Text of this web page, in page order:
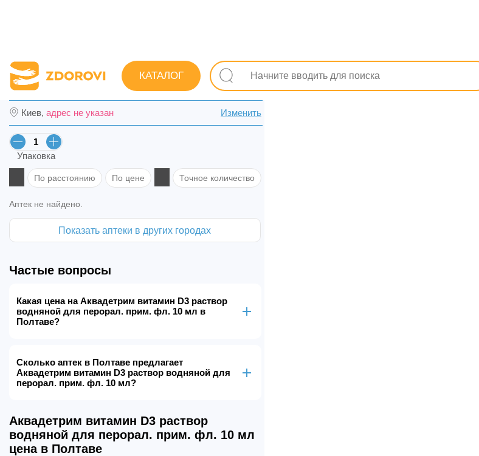
КАТАЛОГ
Поиск лекарств Лекарства Витамины Витамины A, E и D Аквадетрим витамин D3 раствор
Аквадетрим витамин D3 раствор водняной для перорал. прим. фл. 10 мл в
Киев, адрес не указан Изменить
Упаковка
По расстоянию По цене Точное количество
Аптек не найдено.
Показать аптеки в других городах
Частые вопросы
Какая цена на Аквадетрим витамин D3 раствор
водняной для перорал. прим. фл. 10 мл в
Полтаве?
Сколько аптек в Полтаве предлагает
Аквадетрим витамин D3 раствор водняной для
перорал. прим. фл. 10 мл?
Аквадетрим витамин D3 раствор
водняной для перорал. прим. фл. 10 мл
цена в Полтаве